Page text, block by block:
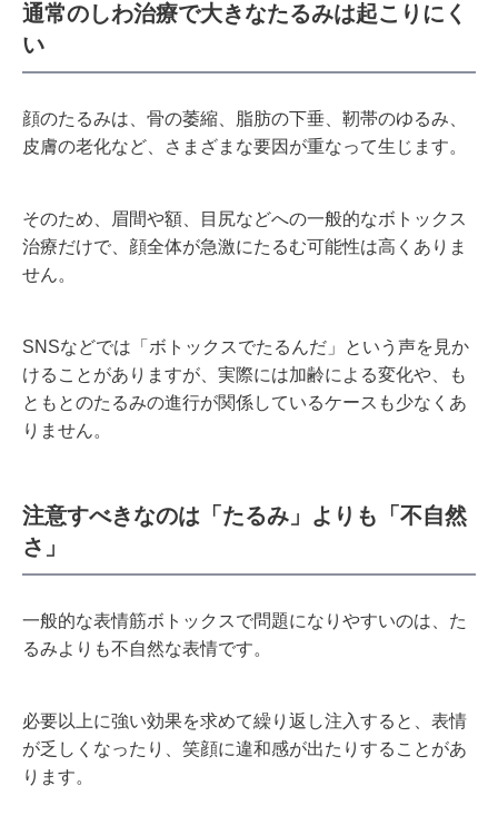
通常のしわ治療で大きなたるみは起こりにく
い
顔のたるみは、骨の萎縮、脂肪の下垂、靭帯のゆるみ、
皮膚の老化など、さまざまな要因が重なって生じます。
そのため、眉間や額、目尻などへの一般的なボトックス
治療だけで、顔全体が急激にたるむ可能性は高くありま
せん。
SNSなどでは「ボトックスでたるんだ」という声を見か
けることがありますが、実際には加齢による変化や、も
ともとのたるみの進行が関係しているケースも少なくあ
りません。
注意すべきなのは「たるみ」よりも「不自然
さ」
一般的な表情筋ボトックスで問題になりやすいのは、た
るみよりも不自然な表情です。
必要以上に強い効果を求めて繰り返し注入すると、表情
が乏しくなったり、笑顔に違和感が出たりすることがあ
ります。